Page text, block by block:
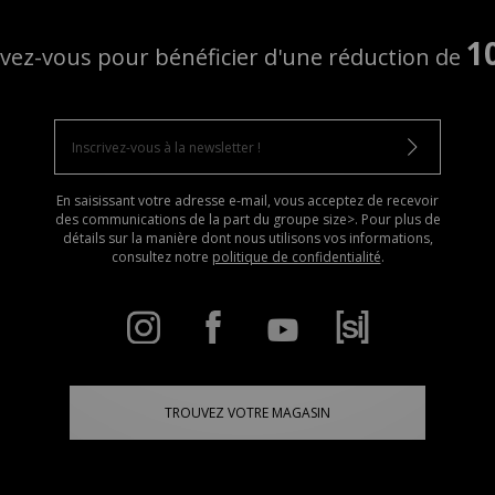
vous pour bénéficier d'une réduction de
En saisissant votre adresse e-mail, vous acceptez de recevoir
des communications de la part du groupe size>. Pour plus de
détails sur la manière dont nous utilisons vos informations,
consultez notre politique de confidentialité.
TROUVEZ VOTRE MAGASIN